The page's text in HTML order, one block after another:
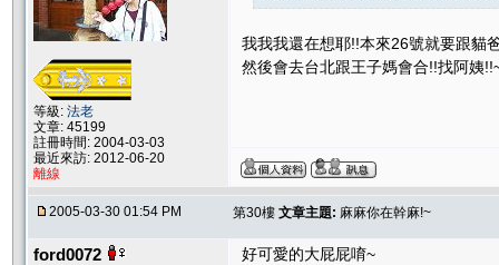
等級: 法老
文章: 45199
註冊時間: 2004-03-03
最近來訪: 2012-06-20
離線
我我我還在想耶!!本來26號就要跟貓
然後會去台北跟王子媽會合!!找阿姨
2005-03-30 01:54 PM 第30樓 文章主題: 麻麻你在幹麻!~
ford0072
好可愛的大屁屁唷~